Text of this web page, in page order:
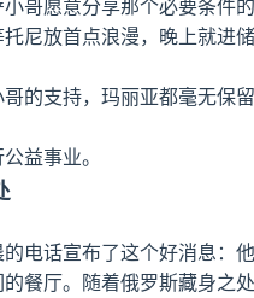
哥愿意分享那个必要条件
尼放首点浪漫，晚上就进储
的支持，玛丽亚都毫无保
益事业。
电话宣布了这个好消息：
餐厅。随着俄罗斯藏身之